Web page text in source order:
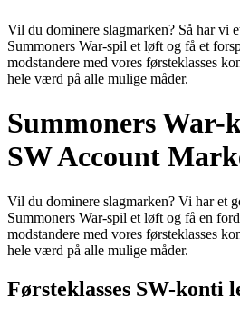
Vil du dominere slagmarken? Så har vi
Summoners War-spil et løft og få et
modstandere med vores førsteklasses
hele værd på alle mulige måder.
Summoners
SW Account
Vil du dominere slagmarken? Vi har et
Summoners War-spil et løft og få en
modstandere med vores førsteklasses
hele værd på alle mulige måder.
Førsteklasses SW-konti